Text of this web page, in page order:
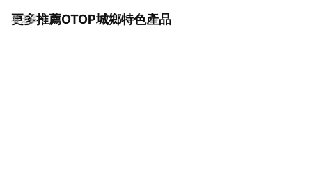
更多推薦OTOP城鄉特色產品
看更多